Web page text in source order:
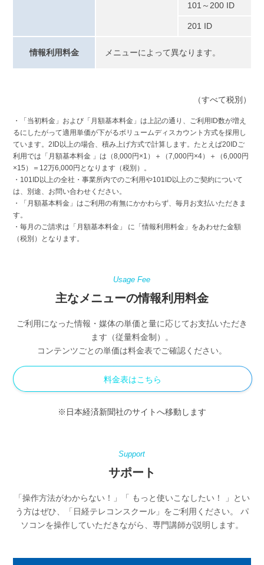
101～200 ID
201 ID
情報利用料金 メニューによって異なります。
（すべて税別）
・「当初料金」および「月額基本料金」は上記の通り、ご利用ID数が増え
るにしたがって適用単価が下がるボリュームディスカウント方式を採用し
ています。2ID以上の場合、積み上げ方式で計算します。たとえば20IDご
利用では「月額基本料金 」は（8,000円×1）＋（7,000円×4）＋（6,000円
×15）＝12万6,000円となります（税別）。
・101ID以上の全社・事業所内でのご利用や101ID以上のご契約について
は、別途、お問い合わせください。
・「月額基本料金」はご利用の有無にかかわらず、毎月お支払いただきま
す。
・毎月のご請求は「月額基本料金」 に「情報利用料金」をあわせた金額
（税別）となります。
Usage Fee
主なメニューの情報利用料金
ご利用になった情報・媒体の単価と量に応じてお支払いただき
ます（従量料金制）。
コンテンツごとの単価は料金表でご確認ください。
料金表はこちら
※日本経済新聞社のサイトへ移動します
Support
サポート
「操作方法がわからない！」「 もっと使いこなしたい！ 」とい
う方はぜひ、「日経テレコンスクール」をご利用ください。
パ
ソコンを操作していただきながら、専門講師が説明します。